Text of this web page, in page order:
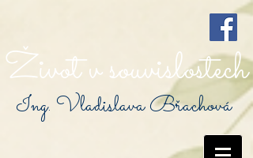
Život v souvislostech
Ing. Vladislava Břachová